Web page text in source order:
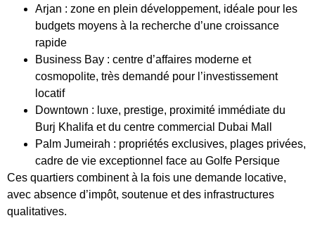
Arjan : zone en plein développement, idéale pour les
budgets moyens à la recherche d’une croissance
rapide
Business Bay : centre d’affaires moderne et
cosmopolite, très demandé pour l’investissement
locatif
Downtown : luxe, prestige, proximité immédiate du
Burj Khalifa et du centre commercial Dubai Mall
Palm Jumeirah : propriétés exclusives, plages privées,
cadre de vie exceptionnel face au Golfe Persique
Ces quartiers combinent à la fois une demande locative,
avec absence d’impôt, soutenue et des infrastructures
qualitatives.